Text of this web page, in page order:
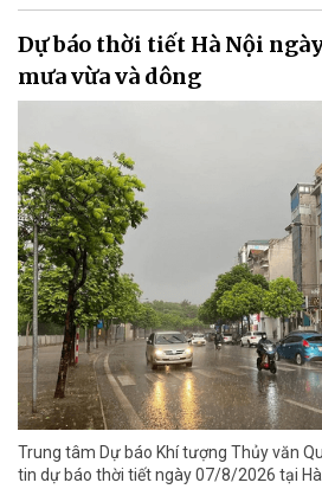
Dự báo thời tiết Hà Nội
mưa vừa và dông
Trung tâm Dự báo Khí tượng Thủy văn
tin dự báo thời tiết ngày 07/8/2026 tại